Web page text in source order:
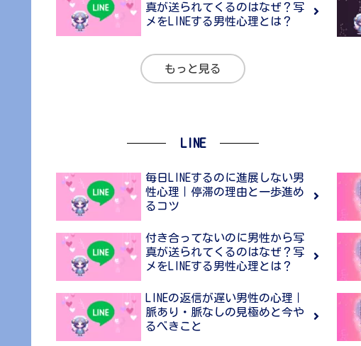
真が送られてくるのはなぜ？写
メをLINEする男性心理とは？
もっと見る
LINE
毎日LINEするのに進展しない男
性心理｜停滞の理由と一歩進め
るコツ
付き合ってないのに男性から写
真が送られてくるのはなぜ？写
メをLINEする男性心理とは？
LINEの返信が遅い男性の心理｜
脈あり・脈なしの見極めと今や
るべきこと